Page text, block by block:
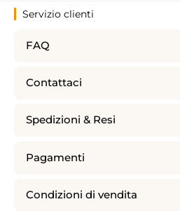
Servizio clienti
FAQ
Contattaci
Spedizioni & Resi
Pagamenti
Condizioni di vendita